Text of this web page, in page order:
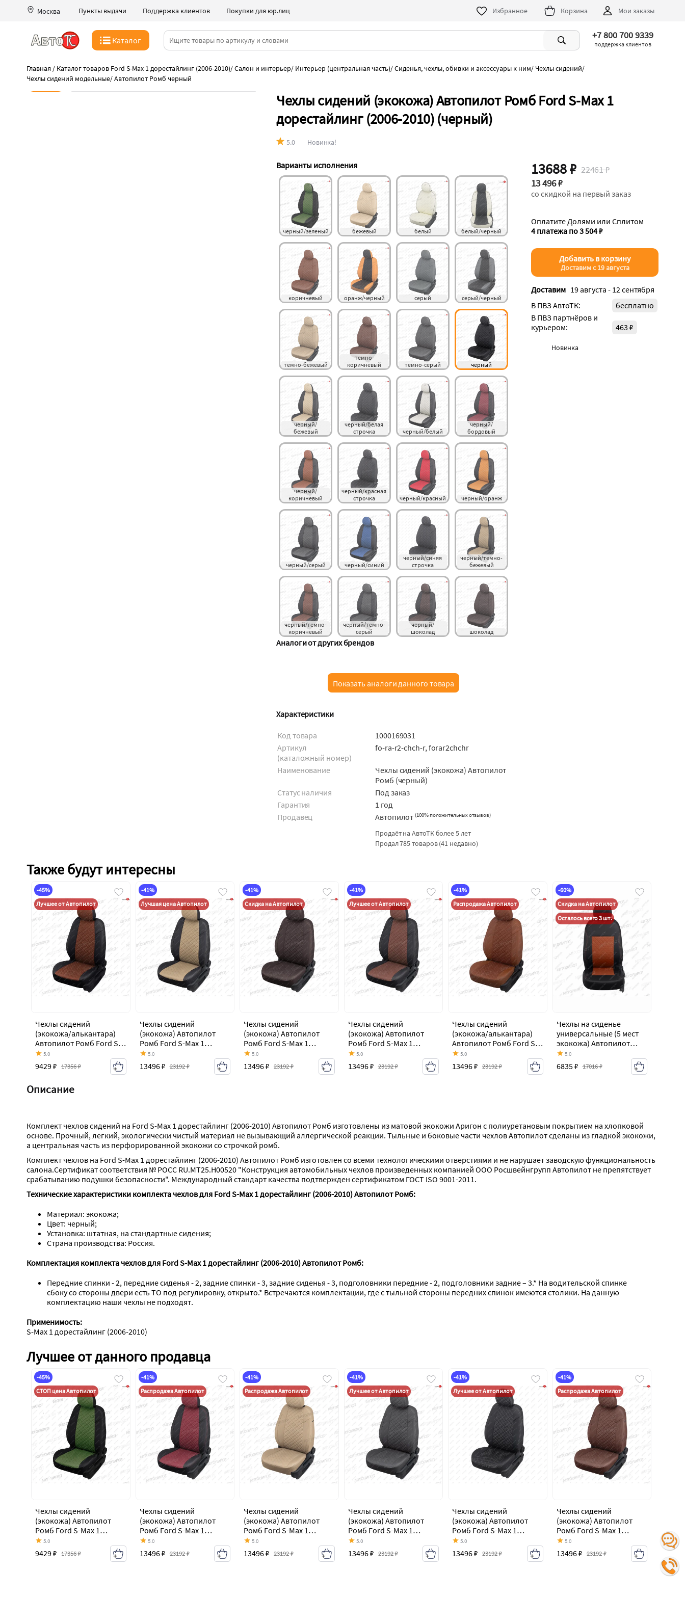
Москва Пункты выдачи Поддержка клиентов Покупки для юр.лиц Избранное Корзина Мои заказы
Каталог +7 800 700 9339
поддержка клиентов
Главная / Каталог товаров Ford S-Max 1 дорестайлинг (2006-2010)/Салон и интерьер/ Интерьер (центральная часть)/Сиденья, чехлы, обивки и аксессуары к ним/ Чехлы сидений/
Чехлы сидений модельные/Автопилот Ромб черный
Чехлы сидений (экокожа) Автопилот Ромб Ford S-Max 1
дорестайлинг (2006-2010) (черный)
5.0 Новинка!
Варианты исполнения
черный/зеленый бежевый белый белый/черный
коричневый оранж/черный серый серый/черный
темно-бежевый
темно-
коричневый
темно-серый черный
черный/
бежевый
черный/белая
строчка
черный/белый
черный/
бордовый
черный/
коричневый
черный/красная
строчка
черный/красный черный/оранж
черный/серый черный/синий
черный/синяя
строчка
черный/темно-
бежевый
черный/темно-
коричневый
черный/темно-
серый
черный/
шоколад
шоколад
Аналоги от других брендов
Показать аналоги данного товара
Характеристики
Код товара
1000169031
Артикул
(каталожный номер)
fo-ra-r2-chch-r, forar2chchr
Наименование
Чехлы сидений (экокожа) Автопилот
Ромб (черный)
Статус наличия
Под заказ
Гарантия
1 год
Продавец
Автопилот (100% положительных отзывов)
Продаёт на АвтоТК более 5 лет
Продал 785 товаров (41 недавно)
13688 ₽ 22461 ₽
13 496 ₽
со скидкой на первый заказ
Оплатите Долями или Сплитом
4 платежа по 3 504 ₽
Добавить в корзину
Доставим с 19 августа
Доставим 19 августа - 12 сентября
В ПВЗ АвтоТК:
бесплатно
В ПВЗ партнёров и
курьером:
463 ₽
Новинка
Также будут интересны
-45%
Лучшее от Автопилот
Чехлы сидений
(экокожа/алькантара)
Автопилот Ромб Ford S-
Max 1 дорестайлинг
(2006-2010)
5.0
9429 ₽ 17356 ₽
-41%
Лучшая цена Автопилот
Чехлы сидений
(экокожа) Автопилот
Ромб Ford S-Max 1
дорестайлинг (2006-
2010)
5.0
13496 ₽ 23192 ₽
-41%
Скидка на Автопилот
Чехлы сидений
(экокожа) Автопилот
Ромб Ford S-Max 1
дорестайлинг (2006-
2010)
5.0
13496 ₽ 23192 ₽
-41%
Лучшее от Автопилот
Чехлы сидений
(экокожа) Автопилот
Ромб Ford S-Max 1
дорестайлинг (2006-
2010)
5.0
13496 ₽ 23192 ₽
-41%
Распродажа Автопилот
Чехлы сидений
(экокожа/алькантара)
Автопилот Ромб Ford S-
Max 1 дорестайлинг
(2006-2010)
5.0
13496 ₽ 23192 ₽
-60%
Скидка на Автопилот
Осталось всего 3 шт.
Чехлы на сиденье
универсальные (5 мест
экокожа) Автопилот
Ford S-Max 1
дорестайлинг (2006-
2010)
5.0
6835 ₽ 17016 ₽
Описание
Комплект чехлов сидений на Ford S-Max 1 дорестайлинг (2006-2010) Автопилот Ромб изготовлены из матовой экокожи Аригон с полиуретановым покрытием на хлопковой
основе. Прочный, легкий, экологически чистый материал не вызывающий аллергической реакции. Тыльные и боковые части чехлов Автопилот сделаны из гладкой экокожи,
а центральная часть из перфорированной экокожи со строчкой ромб.
Комплект чехлов на Ford S-Max 1 дорестайлинг (2006-2010) Автопилот Ромб изготовлен со всеми технологическими отверстиями и не нарушает заводскую функциональность
салона.Сертификат соответствия № РОСС RU.МТ25.Н00520 "Конструкция автомобильных чехлов произведенных компанией ООО Росшвейнгрупп Автопилот не препятствует
срабатыванию подушки безопасности". Международный стандарт качества подтвержден сертификатом ГОСТ ISO 9001-2011.
Технические характеристики комплекта чехлов для Ford S-Max 1 дорестайлинг (2006-2010) Автопилот Ромб:
Материал: экокожа;
Цвет: черный;
Установка: штатная, на стандартные сидения;
Страна производства: Россия.
Комплектация комплекта чехлов для Ford S-Max 1 дорестайлинг (2006-2010) Автопилот Ромб:
Передние спинки - 2, передние сиденья - 2, задние спинки - 3, задние сиденья - 3, подголовники передние - 2, подголовники задние – 3.* На водительской спинке
сбоку со стороны двери есть ТО под регулировку, открыто.* Встречаются комплектации, где с тыльной стороны передних спинок имеются столики. На данную
комплектацию наши чехлы не подходят.
Применимость:
S-Max 1 дорестайлинг (2006-2010)
Лучшее от данного продавца
-45%
СТОП цена Автопилот
Чехлы сидений
(экокожа) Автопилот
Ромб Ford S-Max 1
дорестайлинг (2006-
2010)
5.0
9429 ₽ 17356 ₽
-41%
Распродажа Автопилот
Чехлы сидений
(экокожа) Автопилот
Ромб Ford S-Max 1
дорестайлинг (2006-
2010)
5.0
13496 ₽ 23192 ₽
-41%
Распродажа Автопилот
Чехлы сидений
(экокожа) Автопилот
Ромб Ford S-Max 1
дорестайлинг (2006-
2010)
5.0
13496 ₽ 23192 ₽
-41%
Лучшее от Автопилот
Чехлы сидений
(экокожа) Автопилот
Ромб Ford S-Max 1
дорестайлинг (2006-
2010)
5.0
13496 ₽ 23192 ₽
-41%
Лучшее от Автопилот
Чехлы сидений
(экокожа) Автопилот
Ромб Ford S-Max 1
дорестайлинг (2006-
2010)
5.0
13496 ₽ 23192 ₽
-41%
Распродажа Автопилот
Чехлы сидений
(экокожа) Автопилот
Ромб Ford S-Max 1
дорестайлинг (2006-
2010)
5.0
13496 ₽ 23192 ₽